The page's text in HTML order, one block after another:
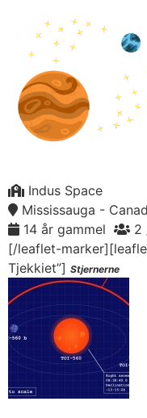
Indus Space
Mississauga -
14 år gammel
2
[/leaflet-
Tjekkiet”] Stjernerne